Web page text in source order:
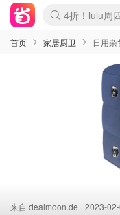
Boticinal 夏
4折！lulu周
还没结束！
Joybuy变相
速领！
疑似霸哥！
Zalando 奥
Moncler反季
Coach
首页 家居厨卫 日用杂
来自 dealmoon.de 2023-